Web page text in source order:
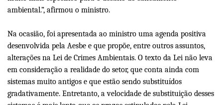
ambiental.”, afirmou o ministro.
Na ocasião, foi apresentada ao ministro uma agenda positiva
desenvolvida pela Aesbe e que propõe, entre outros assuntos,
alterações na Lei de Crimes Ambientais. O texto da Lei não leva
em consideração a realidade do setor, que conta ainda com
sistemas muito antigos e que estão sendo substituídos
gradativamente. Entretanto, a velocidade de substituição desses